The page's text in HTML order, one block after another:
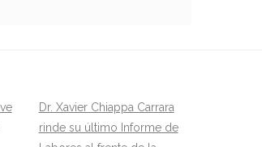
Dr. Xavier Chiappa Carrara
rinde su último Informe de